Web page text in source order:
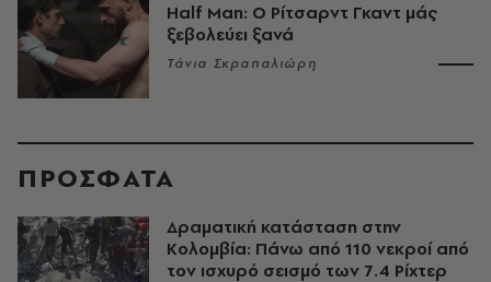
Half Man: Ο Ρίτσαρντ Γκαντ μάς
ξεβολεύει ξανά
Τάνια Σκραπαλιώρη
ΠΡΟΣΦΑΤΑ
Δραματική κατάσταση στην
Κολομβία: Πάνω από 110 νεκροί από
τον ισχυρό σεισμό των 7.4 Ρίχτερ